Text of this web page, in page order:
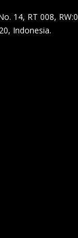
14, RT 008,
Indonesia.